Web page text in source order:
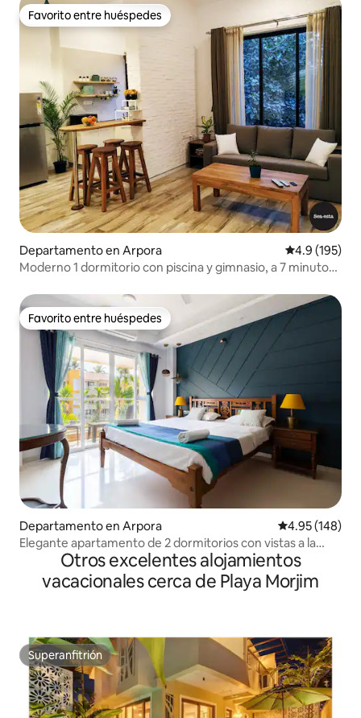
Favorito entre huéspedes
Favorito entre huéspedes
Departamento en Arpora Calificación
4.9 (195)
Moderno 1 dormitorio con piscina y gimnasio, a 7 minutos
Favorito entre huéspedes
Favorito entre huéspedes
Departamento en Arpora Calificación
4.95 (148)
Elegante apartamento de 2 dormitorios con vistas a la
piscina en Anjuna Vagator
Otros excelentes alojamientos
vacacionales cerca de Playa Morjim
Superanfitrión
Superanfitrión